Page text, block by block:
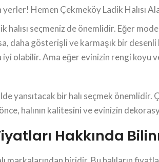
Hemen Çekmeköy Ladik Halısı
halısı seçmeniz de önemlidir. Eğer
daha gösterişli ve karmaşık bir
olabilir. Ama eğer evinizin rengi koyu
bir halı seçmek önemlidir.
halının kalitesini ve evinizin
Hakkında